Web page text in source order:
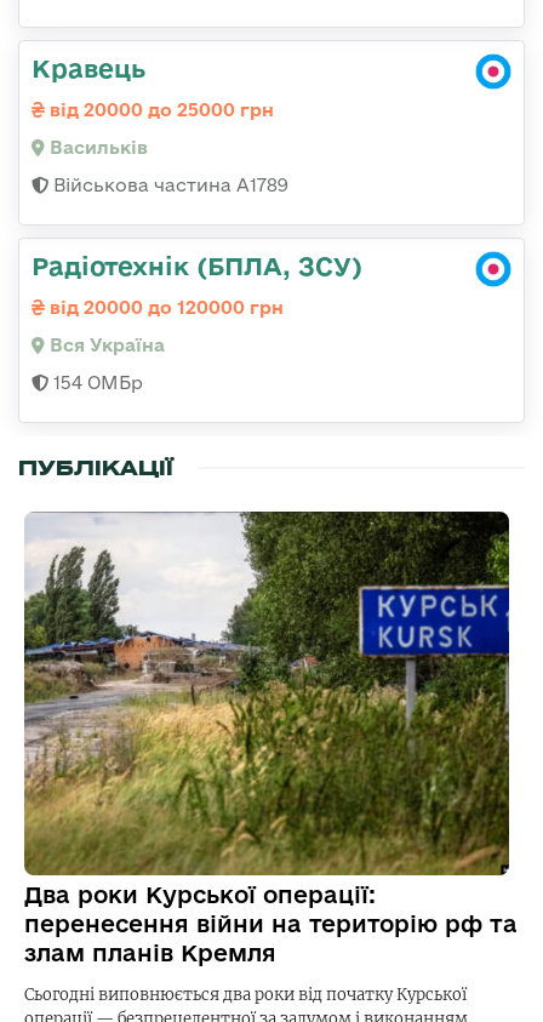
Кравець
від 20000 до 25000 грн
Васильків
Військова частина А1789
Радіотехнік (БПЛА, ЗСУ)
від 20000 до 120000 грн
Вся Україна
154 ОМБр
ПУБЛІКАЦІЇ
Два роки Курської операції:
перенесення війни на територію рф та
злам планів Кремля
Сьогодні виповнюється два роки від початку Курської